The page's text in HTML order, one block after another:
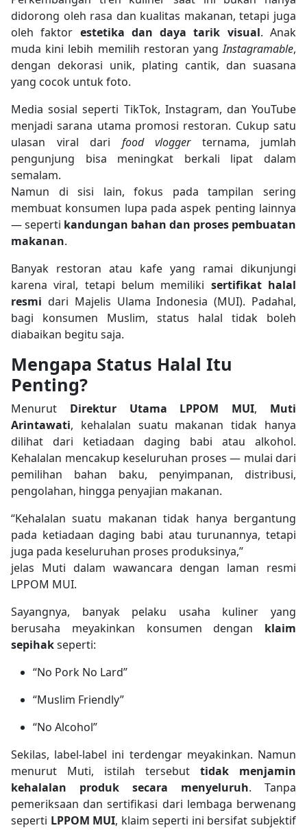
didorong oleh rasa dan kualitas makanan, tetapi juga
oleh faktor estetika dan daya tarik visual. Anak
muda kini lebih memilih restoran yangInstagramable,
dengan dekorasi unik, plating cantik, dan suasana
yang cocok untuk foto.
Media sosial seperti TikTok, Instagram, dan YouTube
menjadi sarana utama promosi restoran. Cukup satu
ulasan viral dari food vloggerternama, jumlah
pengunjung bisa meningkat berkali lipat dalam
semalam.
Namun di sisi lain, fokus pada tampilan sering
membuat konsumen lupa pada aspek penting lainnya
— seperti kandungan bahan dan proses pembuatan
makanan.
Banyak restoran atau kafe yang ramai dikunjungi
karena viral, tetapi belum memiliki sertifikat halal
resmi dari Majelis Ulama Indonesia (MUI). Padahal,
bagi konsumen Muslim, status halal tidak boleh
diabaikan begitu saja.
Mengapa Status Halal Itu
Penting?
Menurut Direktur Utama LPPOM MUI, Muti
Arintawati, kehalalan suatu makanan tidak hanya
dilihat dari ketiadaan daging babi atau alkohol.
Kehalalan mencakup keseluruhan proses — mulai dari
pemilihan bahan baku, penyimpanan, distribusi,
pengolahan, hingga penyajian makanan.
“Kehalalan suatu makanan tidak hanya bergantung
pada ketiadaan daging babi atau turunannya, tetapi
juga pada keseluruhan proses produksinya,”
jelas Muti dalam wawancara dengan laman resmi
LPPOM MUI.
Sayangnya, banyak pelaku usaha kuliner yang
berusaha meyakinkan konsumen dengan klaim
sepihakseperti:
“No Pork No Lard”
“Muslim Friendly”
“No Alcohol”
Sekilas, label-label ini terdengar meyakinkan. Namun
menurut Muti, istilah tersebut tidak menjamin
kehalalan produk secara menyeluruh. Tanpa
pemeriksaan dan sertifikasi dari lembaga berwenang
seperti LPPOM MUI, klaim seperti ini bersifat subjektif